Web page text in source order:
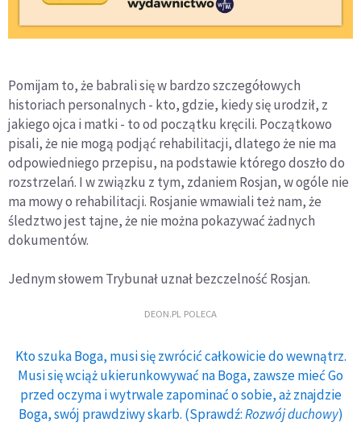
Pomijam to, że babrali się w bardzo szczegółowych
historiach personalnych - kto, gdzie, kiedy się urodził, z
jakiego ojca i matki - to od początku kręcili. Początkowo
pisali, że nie mogą podjąć rehabilitacji, dlatego że nie ma
odpowiedniego przepisu, na podstawie którego doszło do
rozstrzelań. I w związku z tym, zdaniem Rosjan, w ogóle nie
ma mowy o rehabilitacji. Rosjanie wmawiali też nam, że
śledztwo jest tajne, że nie można pokazywać żadnych
dokumentów.
Jednym słowem Trybunał uznał bezczelność Rosjan.
DEON.PL POLECA
Kto szuka Boga, musi się zwrócić całkowicie do wewnątrz.
Musi się wciąż ukierunkowywać na Boga, zawsze mieć Go
przed oczyma i wytrwale zapominać o sobie, aż znajdzie
Boga, swój prawdziwy skarb. (Sprawdź:Rozwój duchowy)